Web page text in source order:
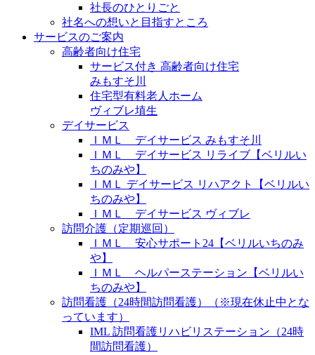
社長のひとりごと
社名への想いと目指すところ
サービスのご案内
高齢者向け住宅
サービス付き 高齢者向け住宅
みもすそ川
住宅型有料老人ホーム
ヴィブレ埴生
デイサービス
ＩＭＬ デイサービス みもすそ川
ＩＭＬ デイサービス リライブ【ベリルい
ちのみや】
ＩＭＬ デイサービス リハアクト【ベリルい
ちのみや】
ＩＭＬ デイサービス ヴィブレ
訪問介護（定期巡回）
ＩＭＬ 安心サポート24【ベリルいちのみ
や】
ＩＭＬ ヘルパーステーション【ベリルい
ちのみや】
訪問看護（24時間訪問看護）（※現在休止中とな
っています）
IML 訪問看護リハビリステーション（24時
間訪問看護）